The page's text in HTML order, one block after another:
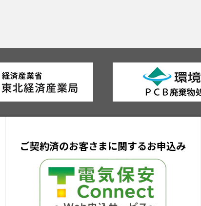
ご契約済のお客さまに関するお申込み